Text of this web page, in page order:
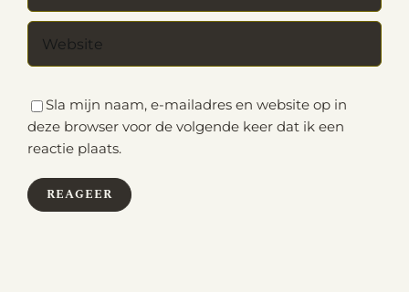
Sla mijn naam, e-mailadres en website op in
deze browser voor de volgende keer dat ik een
reactie plaats.